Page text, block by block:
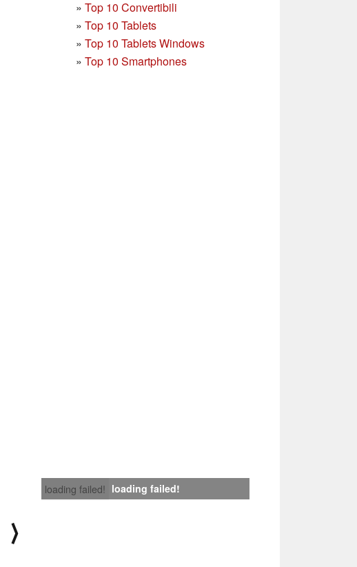
» Top 10 Convertibili
» Top 10 Tablets
» Top 10 Tablets Windows
» Top 10 Smartphones
loading failed! loading failed!
⟩